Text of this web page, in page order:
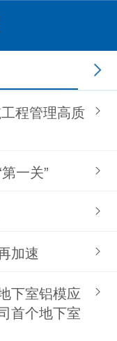
程管理高质
一关”
加速
下室铝模应
首个地下室